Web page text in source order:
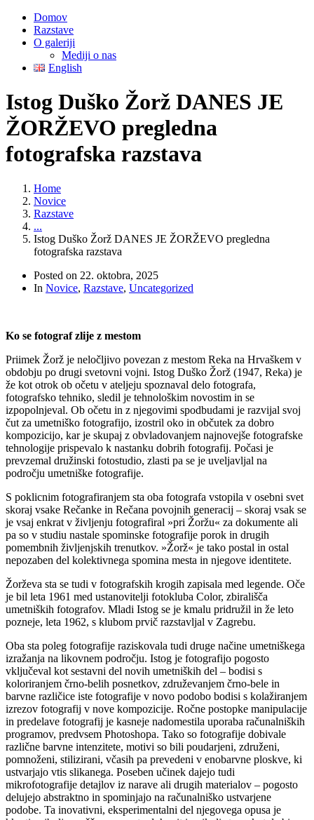
Domov
Razstave
O galeriji
Mediji o nas
English
Istog Duško Žorž DANES JE
ŽORŽEVO pregledna
fotografska razstava
Home
Novice
Razstave
...
Istog Duško Žorž DANES JE ŽORŽEVO pregledna
fotografska razstava
Posted on 22. oktobra, 2025
In Novice, Razstave, Uncategorized
Ko se fotograf zlije z mestom
Priimek Žorž je neločljivo povezan z mestom Reka na Hrvaškem v
obdobju po drugi svetovni vojni. Istog Duško Žorž (1947, Reka) je
že kot otrok ob očetu v ateljeju spoznaval delo fotografa,
fotografsko tehniko, sledil je tehnološkim novostim in se
izpopolnjeval. Ob očetu in z njegovimi spodbudami je razvijal svoj
čut za umetniško fotografijo, izostril oko in občutek za dobro
kompozicijo, kar je skupaj z obvladovanjem najnovejše fotografske
tehnologije prispevalo k nastanku dobrih fotografij. Počasi je
prevzemal družinski fotostudio, zlasti pa se je uveljavljal na
področju umetniške fotografije.
S poklicnim fotografiranjem sta oba fotografa vstopila v osebni svet
skoraj vsake Rečanke in Rečana povojnih generacij – skoraj vsak se
je vsaj enkrat v življenju fotografiral »pri Žoržu« za dokumente ali
pa so v studiu nastale spominske fotografije porok in drugih
pomembnih življenjskih trenutkov. »Žorž« je tako postal in ostal
nepozaben del kolektivnega spomina mesta in njegove identitete.
Žorževa sta se tudi v fotografskih krogih zapisala med legende. Oče
je bil leta 1961 med ustanovitelji fotokluba Color, zbirališča
umetniških fotografov. Mladi Istog se je kmalu pridružil in že leto
pozneje, leta 1962, s klubom prvič razstavljal v Zagrebu.
Oba sta poleg fotografije raziskovala tudi druge načine umetniškega
izražanja na likovnem področju. Istog je fotografijo pogosto
vključeval kot sestavni del novih umetniških del – bodisi s
koloriranjem črno-belih posnetkov, združevanjem črno-bele in
barvne različice iste fotografije v novo podobo bodisi s kolažiranjem
izrezov fotografij v nove kompozicije. Ročne postopke manipulacije
in predelave fotografij je kasneje nadomestila uporaba računalniških
programov, predvsem Photoshopa. Tako so fotografije dobivale
različne barvne intenzitete, motivi so bili poudarjeni, združeni,
pomnoženi, stilizirani, včasih pa prevedeni v enobarvne ploskve, ki
ustvarjajo vtis slikanega. Poseben učinek dajejo tudi
mikrofotografije detajlov iz narave ali drugih materialov – pogosto
delujejo abstraktno in spominjajo na računalniško ustvarjene
podobe. Ta inovativni, eksperimentalni del njegovega opusa je